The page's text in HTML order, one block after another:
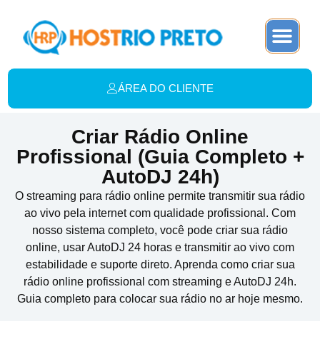
ÁREA DO CLIENTE
Criar Rádio Online
Profissional (Guia Completo +
AutoDJ 24h)
O streaming para rádio online permite transmitir sua rádio
ao vivo pela internet com qualidade profissional. Com
nosso sistema completo, você pode criar sua rádio
online, usar AutoDJ 24 horas e transmitir ao vivo com
estabilidade e suporte direto. Aprenda como criar sua
rádio online profissional com streaming e AutoDJ 24h.
Guia completo para colocar sua rádio no ar hoje mesmo.